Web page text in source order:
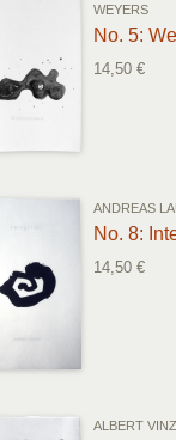
WEYERS
No. 5:
14,50 €
ANDREAS
No. 8:
14,50 €
ALBERT